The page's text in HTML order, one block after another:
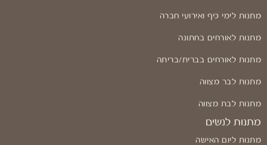
מתנות לימי כיף ואירועי חברה
מתנות לאורחים בחתונה
מתנות לאורחים בברית/בריתה
מתנות לבר מצווה
מתנות לבת מצווה
מתנות לנשים
מתנות ליום האישה